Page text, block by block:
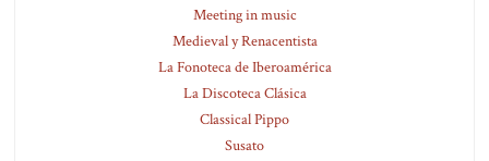
Meeting in music
Medieval y Renacentista
La Fonoteca de Iberoamérica
La Discoteca Clásica
Classical Pippo
Susato